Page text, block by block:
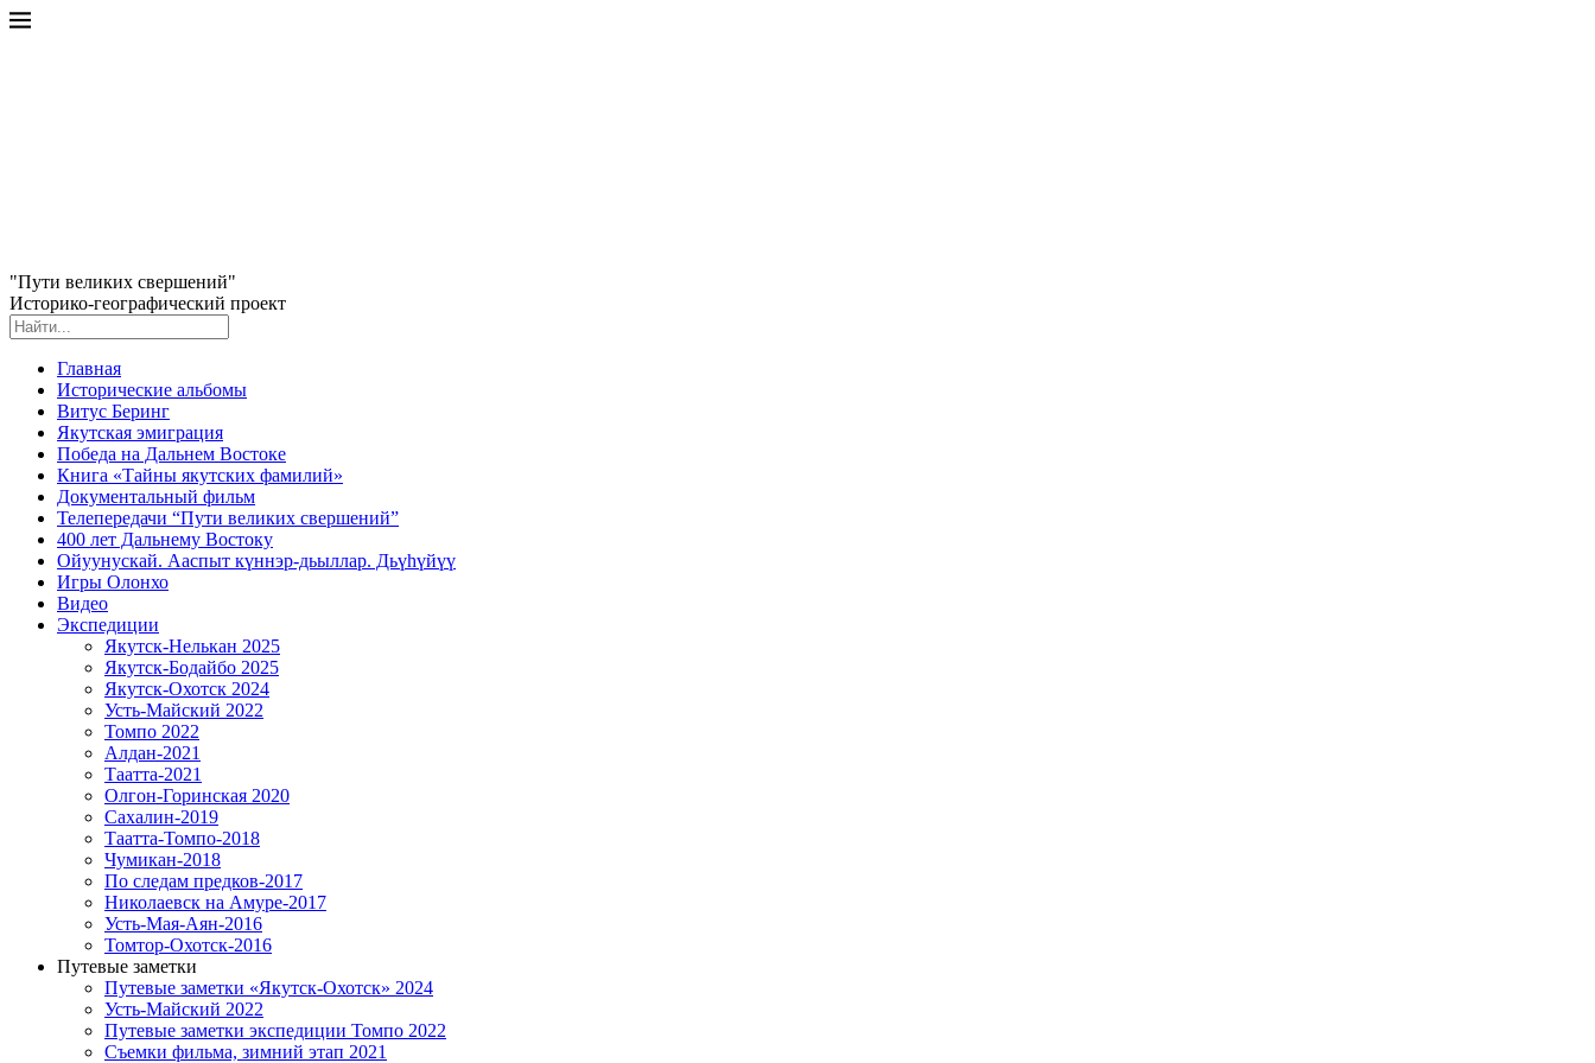
"Пути великих свершений"
Историко-географический проект
Главная
Исторические альбомы
Витус Беринг
Якутская эмиграция
Победа на Дальнем Востоке
Книга «Тайны якутских фамилий»
Документальный фильм
Телепередачи “Пути великих свершений”
400 лет Дальнему Востоку
Ойуунускай. Ааспыт күннэр-дьыллар. Дьүһүйүү
Игры Олонхо
Видео
Экспедиции
Якутск-Нелькан 2025
Якутск-Бодайбо 2025
Якутск-Охотск 2024
Усть-Майский 2022
Томпо 2022
Алдан-2021
Таатта-2021
Олгон-Горинская 2020
Сахалин-2019
Таатта-Томпо-2018
Чумикан-2018
По следам предков-2017
Николаевск на Амуре-2017
Усть-Мая-Аян-2016
Томтор-Охотск-2016
Путевые заметки
Путевые заметки «Якутск-Охотск» 2024
Усть-Майский 2022
Путевые заметки экспедиции Томпо 2022
Съемки фильма, зимний этап 2021